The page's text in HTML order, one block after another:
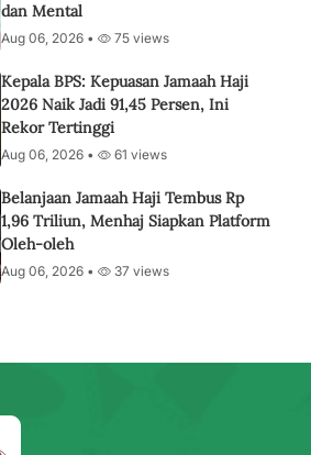
dan Mental
Aug 06, 2026 • 75 views
Kepala BPS: Kepuasan Jamaah Haji
2026 Naik Jadi 91,45 Persen, Ini
Rekor Tertinggi
Aug 06, 2026 • 61 views
Belanjaan Jamaah Haji Tembus Rp
1,96 Triliun, Menhaj Siapkan Platform
Oleh-oleh
Aug 06, 2026 • 37 views